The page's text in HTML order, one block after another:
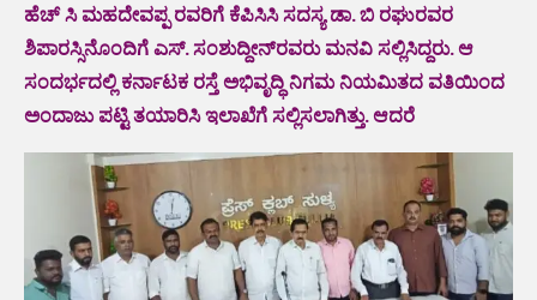
ಹೆಚ್ ಸಿ ಮಹದೇವಪ್ಪ ರವರಿಗೆ ಕೆಪಿಸಿಸಿ ಸದಸ್ಯ ಡಾ. ಬಿ ರಘುರವರ
ಶಿಪಾರಸ್ಸಿನೊಂದಿಗೆ ಎಸ್. ಸಂಶುದ್ದೀನ್‌ರವರು ಮನವಿ ಸಲ್ಲಿಸಿದ್ದರು. ಆ
ಸಂದರ್ಭದಲ್ಲಿ ಕರ್ನಾಟಕ ರಸ್ತೆ ಅಭಿವೃದ್ಧಿ ನಿಗಮ ನಿಯಮಿತದ ವತಿಯಿಂದ
ಅಂದಾಜು ಪಟ್ಟಿ ತಯಾರಿಸಿ ಇಲಾಖೆಗೆ ಸಲ್ಲಿಸಲಾಗಿತ್ತು. ಆದರೆ